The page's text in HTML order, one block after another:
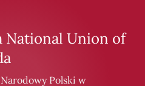
National Union of
Polski w